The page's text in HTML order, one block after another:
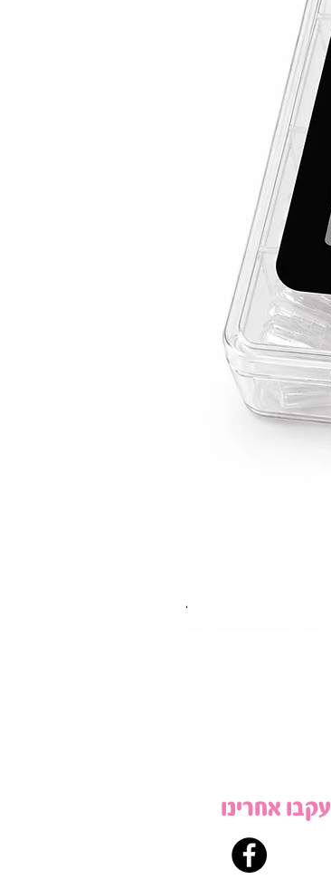
עקבו אחרינו